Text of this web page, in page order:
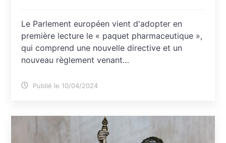
Le Parlement européen vient d'adopter en
première lecture le « paquet pharmaceutique »,
qui comprend une nouvelle directive et un
nouveau règlement venant…
Publié le 10/04/2024